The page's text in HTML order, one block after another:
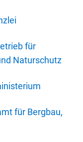
für
Naturschutz
für Bergbau,